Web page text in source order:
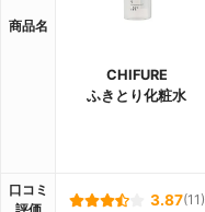
商品名
CHIFURE
ふきとり化粧水
口コミ
3.87(11)